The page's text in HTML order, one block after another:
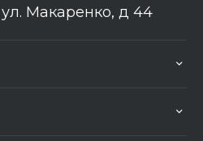
Макаренко, д 44